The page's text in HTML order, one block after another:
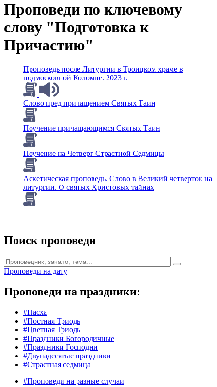
Проповеди по ключевому
слову "Подготовка к
Причастию"
Проповедь после Литургии в Троицком храме в
подмосковной Коломне. 2023 г.
Слово пред причащением Святых Таин
Поучение причащающимся Святых Таин
Поучение на Четверг Страстной Седмицы
Аскетическая проповедь. Слово в Великий четверток на
литургии. О святых Христовых тайнах
Поиск проповеди
Проповеди на дату
Проповеди на праздники:
#Пасха
#Постная Триодь
#Цветная Триодь
#Праздники Богородичные
#Праздники Господни
#Двунадесятые праздники
#Страстная седмица
#Проповеди на разные случаи